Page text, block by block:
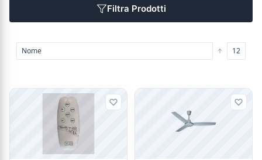
Filtra Prodotti
Prodotti